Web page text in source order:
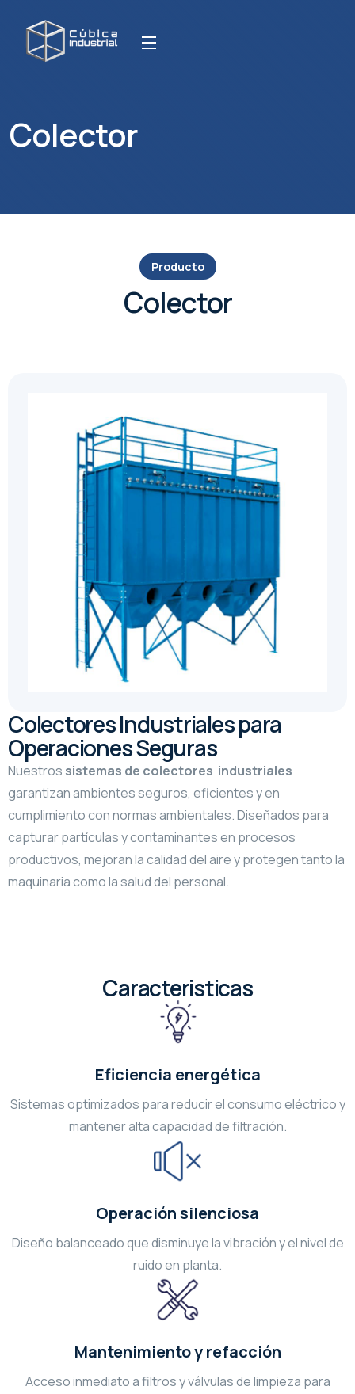
Colector
Producto
Colector
Colectores Industriales para
Operaciones Seguras
Nuestros sistemas de colectores industriales
garantizan ambientes seguros, eficientes y en
cumplimiento con normas ambientales. Diseñados para
capturar partículas y contaminantes en procesos
productivos, mejoran la calidad del aire y protegen tanto la
maquinaria como la salud del personal.
Caracteristicas
Eficiencia energética
Sistemas optimizados para reducir el consumo eléctrico y
mantener alta capacidad de filtración.
Operación silenciosa
Diseño balanceado que disminuye la vibración y el nivel de
ruido en planta.
Mantenimiento y refacción
Acceso inmediato a filtros y válvulas de limpieza para